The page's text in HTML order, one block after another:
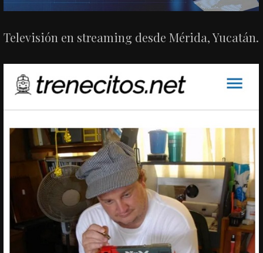
Televisión en streaming desde Mérida, Yucatán.